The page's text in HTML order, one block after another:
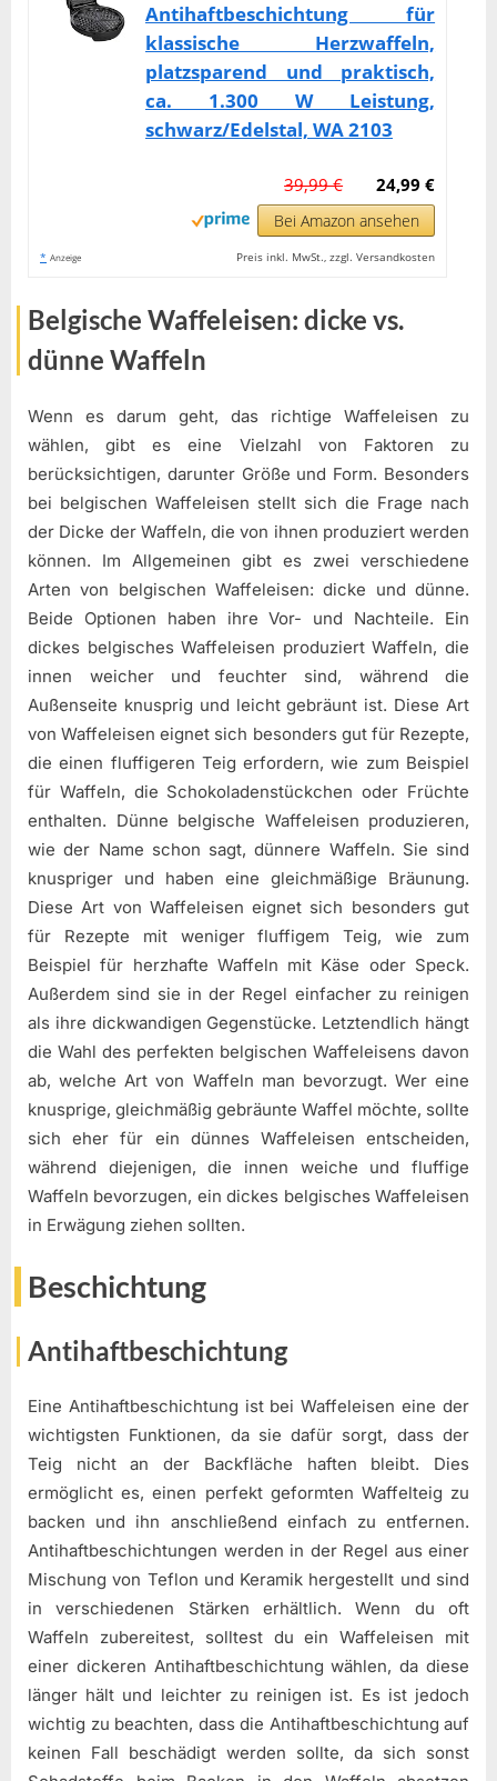
Antihaftbeschichtung für
klassische Herzwaffeln,
platzsparend und praktisch,
ca. 1.300 W Leistung,
schwarz/Edelstal, WA 2103
24,99 €
39,99 €
Bei Amazon ansehen
* Anzeige Preis inkl. MwSt., zzgl. Versandkosten
Belgische Waffeleisen: dicke vs.
dünne Waffeln
Wenn es darum geht, das richtige Waffeleisen zu
wählen, gibt es eine Vielzahl von Faktoren zu
berücksichtigen, darunter Größe und Form. Besonders
bei belgischen Waffeleisen stellt sich die Frage nach
der Dicke der Waffeln, die von ihnen produziert werden
können. Im Allgemeinen gibt es zwei verschiedene
Arten von belgischen Waffeleisen: dicke und dünne.
Beide Optionen haben ihre Vor- und Nachteile. Ein
dickes belgisches Waffeleisen produziert Waffeln, die
innen weicher und feuchter sind, während die
Außenseite knusprig und leicht gebräunt ist. Diese Art
von Waffeleisen eignet sich besonders gut für Rezepte,
die einen fluffigeren Teig erfordern, wie zum Beispiel
für Waffeln, die Schokoladenstückchen oder Früchte
enthalten. Dünne belgische Waffeleisen produzieren,
wie der Name schon sagt, dünnere Waffeln. Sie sind
knuspriger und haben eine gleichmäßige Bräunung.
Diese Art von Waffeleisen eignet sich besonders gut
für Rezepte mit weniger fluffigem Teig, wie zum
Beispiel für herzhafte Waffeln mit Käse oder Speck.
Außerdem sind sie in der Regel einfacher zu reinigen
als ihre dickwandigen Gegenstücke. Letztendlich hängt
die Wahl des perfekten belgischen Waffeleisens davon
ab, welche Art von Waffeln man bevorzugt. Wer eine
knusprige, gleichmäßig gebräunte Waffel möchte, sollte
sich eher für ein dünnes Waffeleisen entscheiden,
während diejenigen, die innen weiche und fluffige
Waffeln bevorzugen, ein dickes belgisches Waffeleisen
in Erwägung ziehen sollten.
Beschichtung
Antihaftbeschichtung
Eine Antihaftbeschichtung ist bei Waffeleisen eine der
wichtigsten Funktionen, da sie dafür sorgt, dass der
Teig nicht an der Backfläche haften bleibt. Dies
ermöglicht es, einen perfekt geformten Waffelteig zu
backen und ihn anschließend einfach zu entfernen.
Antihaftbeschichtungen werden in der Regel aus einer
Mischung von Teflon und Keramik hergestellt und sind
in verschiedenen Stärken erhältlich. Wenn du oft
Waffeln zubereitest, solltest du ein Waffeleisen mit
einer dickeren Antihaftbeschichtung wählen, da diese
länger hält und leichter zu reinigen ist. Es ist jedoch
wichtig zu beachten, dass die Antihaftbeschichtung auf
keinen Fall beschädigt werden sollte, da sich sonst